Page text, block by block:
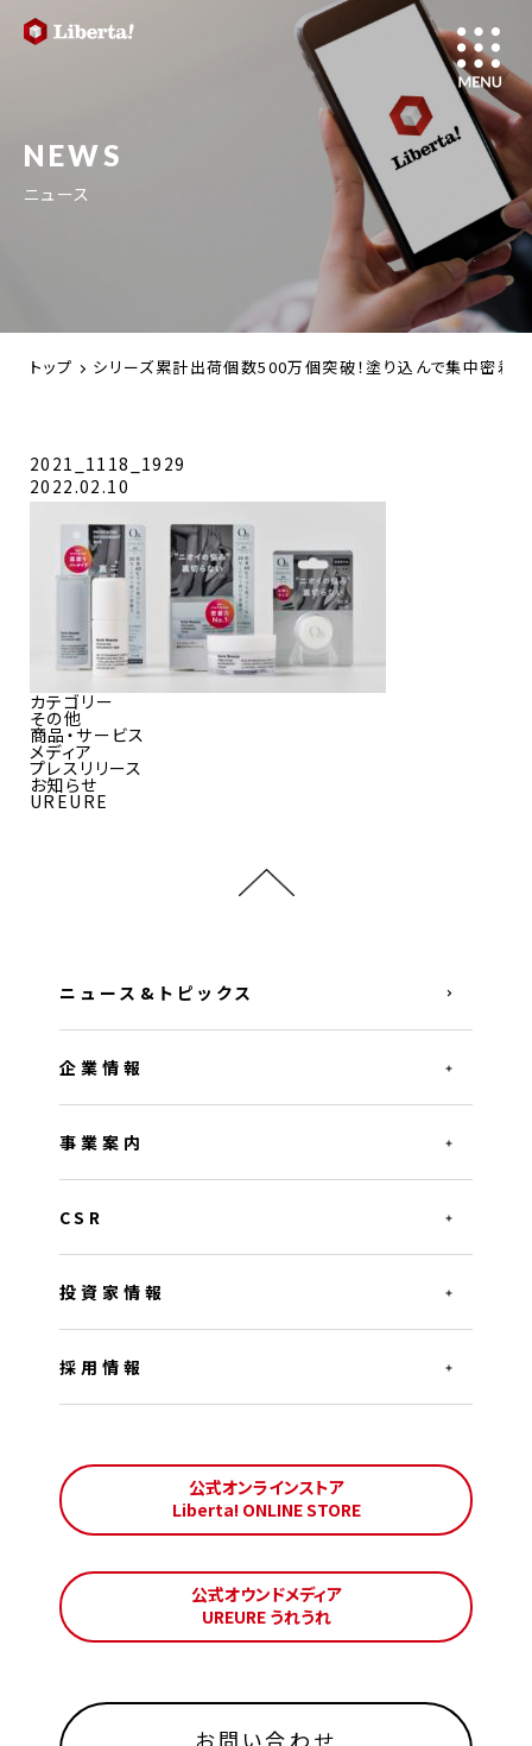
NEWS
ニュース
トップ シリーズ累計出荷個数500万個突破！塗り込んで集中密着
2021_1118_1929
2022.02.10
カテゴリー
その他
商品・サービス
メディア
プレスリリース
お知らせ
UREURE
ニュース&トピックス
企業情報
事業案内
CSR
投資家情報
採用情報
公式オンラインストア
Liberta! ONLINE STORE
公式オウンドメディア
UREURE うれうれ
お問い合わせ